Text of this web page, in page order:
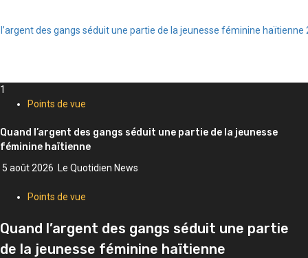
des gangs séduit une partie de la jeunesse féminine haïtienne2
1
Points de vue
Quand l’argent des gangs séduit une partie de la jeunesse
féminine haïtienne
5 août 2026 Le Quotidien News
Points de vue
Quand l’argent des gangs séduit une partie
de la jeunesse féminine haïtienne